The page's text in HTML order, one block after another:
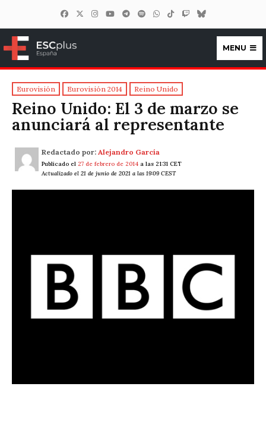
ESCplus España
MENU
Eurovisión Eurovisión 2014 Reino Unido
Reino Unido: El 3 de marzo se
anunciará al representante
Redactado por: Alejandro García
Publicado el 27 de febrero de 2014 a las 21:31 CET
Actualizado el 21 de junio de 2021 a las 19:09 CEST